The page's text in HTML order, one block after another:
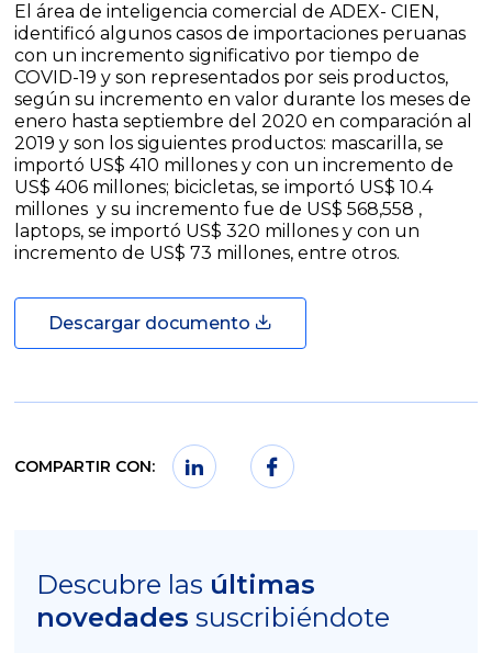
El área de inteligencia comercial de ADEX- CIEN,
identificó algunos casos de importaciones peruanas
con un incremento significativo por tiempo de
COVID-19 y son representados por seis productos,
según su incremento en valor durante los meses de
enero hasta septiembre del 2020 en comparación al
2019 y son los siguientes productos: mascarilla, se
importó US$ 410 millones y con un incremento de
US$ 406 millones; bicicletas, se importó US$ 10.4
millones y su incremento fue de US$ 568,558 ,
laptops, se importó US$ 320 millones y con un
incremento de US$ 73 millones, entre otros.
Descargar documento
COMPARTIR CON:
Descubre las últimas
novedades suscribiéndote